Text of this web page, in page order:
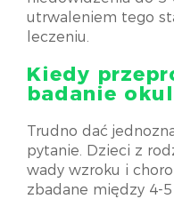
utrwaleniem tego
leczeniu.
Kiedy
badanie
Trudno dać
pytanie. Dzieci z
wady wzroku i
zbadane między 4-